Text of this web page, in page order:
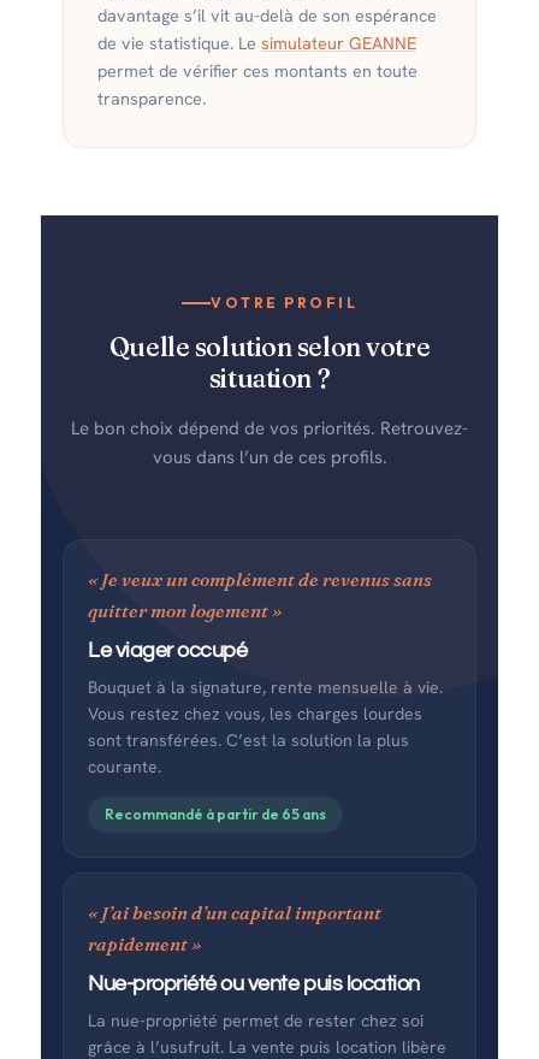
davantage s’il vit au-delà de son espérance
de vie statistique. Le simulateur GEANNE
permet de vérifier ces montants en toute
transparence.
VOTRE PROFIL
Quelle solution selon votre
situation ?
Le bon choix dépend de vos priorités. Retrouvez-
vous dans l’un de ces profils.
« Je veux un complément de revenus sans
quitter mon logement »
Le viager occupé
Bouquet à la signature, rente mensuelle à vie.
Vous restez chez vous, les charges lourdes
sont transférées. C’est la solution la plus
courante.
Recommandé à partir de 65 ans
« J’ai besoin d’un capital important
rapidement »
Nue-propriété ou vente puis location
La nue-propriété permet de rester chez soi
grâce à l’usufruit. La vente puis location libère